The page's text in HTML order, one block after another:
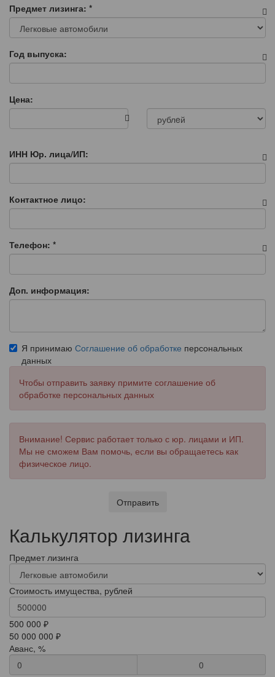
Предмет лизинга: *
Год выпуска:
Цена:
ИНН Юр. лица/ИП:
Контактное лицо:
Телефон: *
Доп. информация:
Я принимаю Соглашение об обработке персональных
данных
Чтобы отправить заявку примите соглашение об
обработке персональных данных
Внимание! Сервис работает только с юр. лицами и ИП.
Мы не сможем Вам помочь, если вы обращаетесь как
физическое лицо.
Отправить
Калькулятор лизинга
Предмет лизинга
Стоимость имущества, рублей
500 000 ₽
50 000 000 ₽
Аванс, %
0